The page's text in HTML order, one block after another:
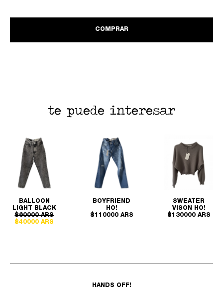
COMPRAR
te puede interesar
BALLOON
LIGHT BLACK
$60000 ARS
$40000 ARS
BOYFRIEND
HO!
$110000 ARS
SWEATER
VISON HO!
$130000 ARS
HANDS OFF!